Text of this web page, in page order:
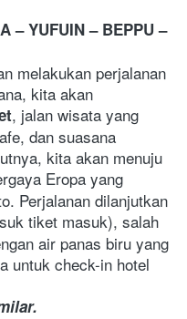
– YUFUIN – BEPPU –
melakukan perjalanan
kita akan
, jalan wisata yang
dan suasana
Eropa yang
Perjalanan dilanjutkan
tiket masuk), salah
air panas biru yang
untuk check-in hotel